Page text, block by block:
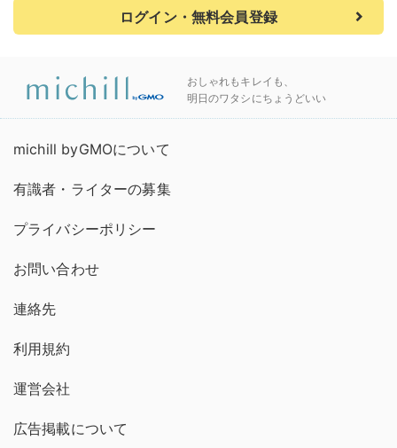
ログイン・無料会員登録
おしゃれもキレイも、
明日のワタシにちょうどいい
michill byGMOについて
有識者・ライターの募集
プライバシーポリシー
お問い合わせ
連絡先
利用規約
運営会社
広告掲載について